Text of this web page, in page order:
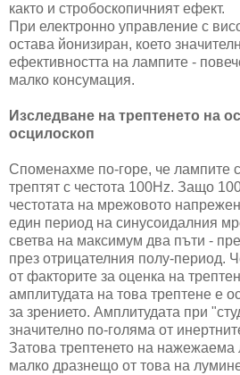
както и стробоскопичният ефект.
При електронно управление с
остава йонизиран, което
ефективността на лампите -
малко консумация.
Изследване на трептенето на
осцилоскоп
Споменахме по-горе, че лампите
трептят с честота 100Hz. Защо
честотата на мрежовото
един период на синусоидалния
светва на максимум два пъти -
през отрицателния полу-период.
от факторите за оценка на
амплитудата на това трептене е
за зрението. Амплитудата при
значително по-голяма от
Затова трептенето на
малко дразнещо от това на